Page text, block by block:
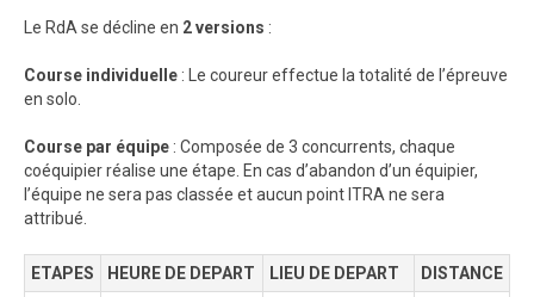
Le RdA se décline en 2 versions :
Course individuelle : Le coureur effectue la totalité de l’épreuve
en solo.
Course par équipe : Composée de 3 concurrents, chaque
coéquipier réalise une étape. En cas d’abandon d’un équipier,
l’équipe ne sera pas classée et aucun point ITRA ne sera
attribué.
ETAPES HEURE DE DEPART LIEU DE DEPART DISTANCE